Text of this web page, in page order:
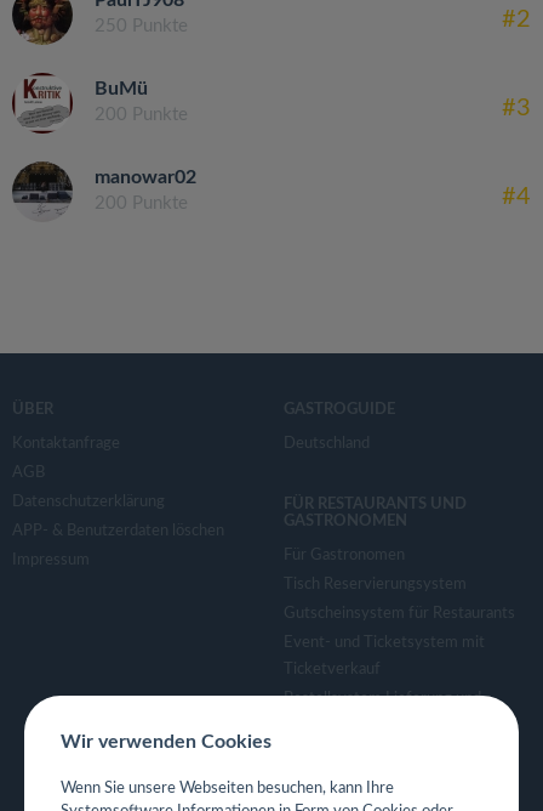
250 Punkte #2
BuMü
200 Punkte #3
manowar02
200 Punkte #4
ÜBER
Kontaktanfrage
AGB
Datenschutzerklärung
APP- & Benutzerdaten löschen
Impressum
GASTROGUIDE
Deutschland
FÜR RESTAURANTS UND
GASTRONOMEN
Für Gastronomen
Tisch Reservierungsystem
Gutscheinsystem für Restaurants
Event- und Ticketsystem mit
Ticketverkauf
Bestellsystem Lieferung und
Eigene App für Restaurant
Wir verwenden Cookies
Wenn Sie unsere Webseiten besuchen, kann Ihre